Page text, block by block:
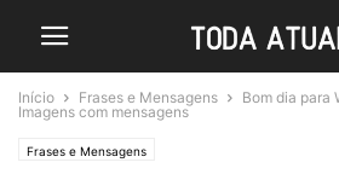
Início Frases e Mensagens
Bom dia para
Imagens com mensagens
Frases e Mensagens